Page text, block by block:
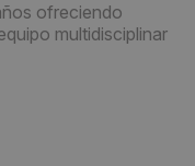
ofreciendo
multidisciplinar